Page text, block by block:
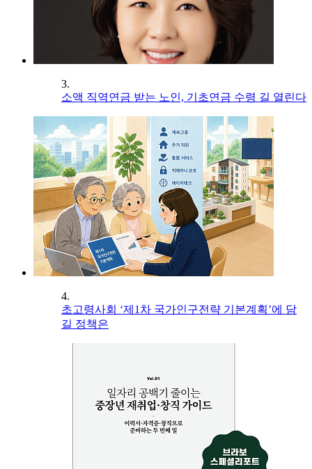
3.
소액 직역연금 받는 노인, 기초연금 수령 길 열린다
4.
초고령사회 ‘제1차 국가인구전략 기본계획’에 담
길 정책은